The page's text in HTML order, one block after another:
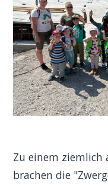
Zu einem ziemlich
brachen die